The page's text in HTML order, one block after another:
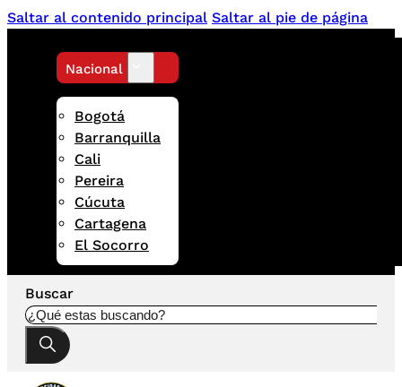
Saltar al contenido principal Saltar al pie de página
Nacional
Bogotá
Barranquilla
Cali
Pereira
Cúcuta
Cartagena
El Socorro
Buscar